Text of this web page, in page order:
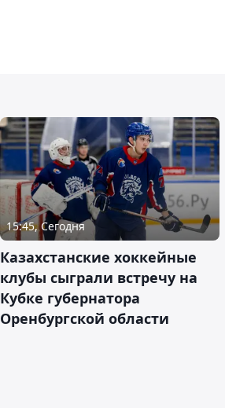
15:45, Сегодня
Казахстанские хоккейные
клубы сыграли встречу на
Кубке губернатора
Оренбургской области